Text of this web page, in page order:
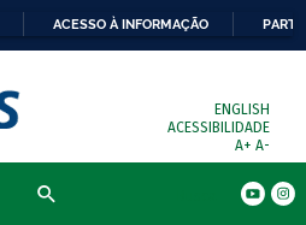
ACESSO À INFORMAÇÃO
ENGLISH
ACESSIBILIDADE
A+ A-